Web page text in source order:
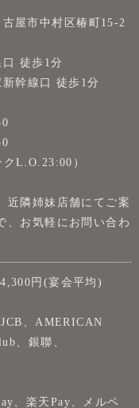
屋市中村区椿町15-2
徒歩1分
幹線口 徒歩1分
L.O.23:00）
近隣姉妹店舗にてご案
、お気軽にお問い合わ
円(宴会平均)
、AMERICAN
、銀聯、
、楽天Pay、メルペ